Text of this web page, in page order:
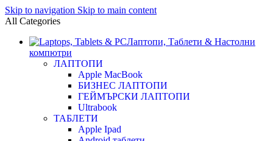
Skip to navigation Skip to main content
All Categories
Лаптопи, Таблети & Настолни
компютри
ЛАПТОПИ
Apple MacBook
БИЗНЕС ЛАПТОПИ
ГЕЙМЪРСКИ ЛАПТОПИ
Ultrabook
ТАБЛЕТИ
Apple Ipad